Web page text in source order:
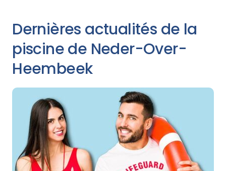
Dernières actualités de la
piscine de Neder-Over-
Heembeek